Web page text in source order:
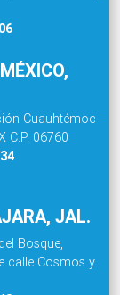
Cuauhtémoc
C.P. 06760
JAL.
Bosque,
calle Cosmos y